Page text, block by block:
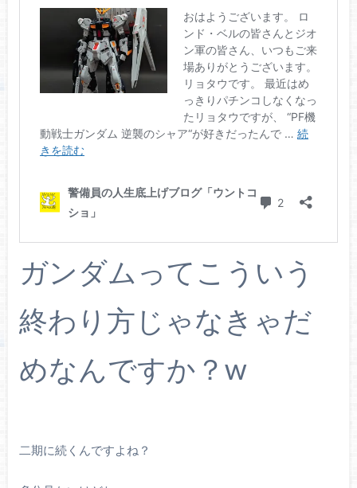
ガンダムってこういう
終わり方じゃなきゃだ
めなんですか？w
二期に続くんですよね？